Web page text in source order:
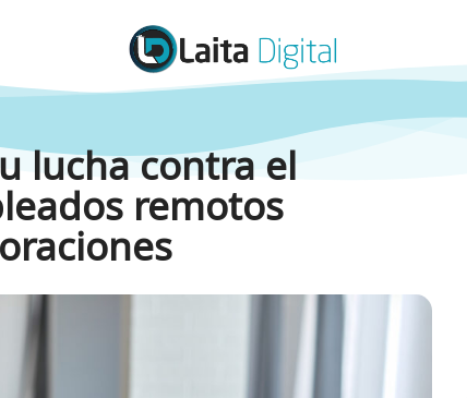
lucha contra el
remotos